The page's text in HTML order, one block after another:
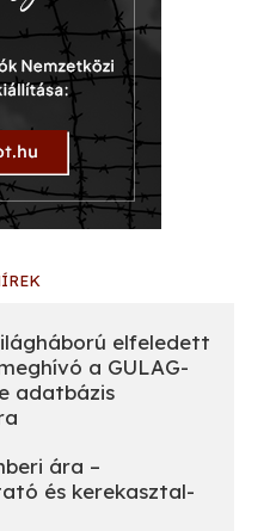
elfeledett
a GULAG-
adatbázis
ára –
és kerekasztal-